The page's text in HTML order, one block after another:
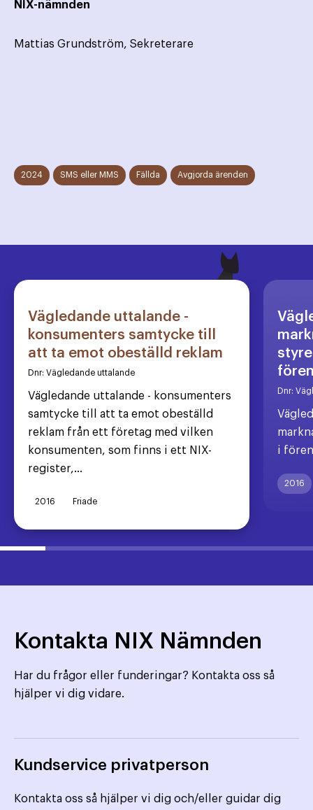
NIX-nämnden
Mattias Grundström, Sekreterare
2024 SMS eller MMS Fällda Avgjorda ärenden
Vägledande uttalande -
konsumenters samtycke till
att ta emot obeställd reklam
Dnr: Vägledande uttalande
Vägledande uttalande - konsumenters
samtycke till att ta emot obeställd
reklam från ett företag med vilken
konsumenten, som finns i ett NIX-
register,...
2016 Friade
Dnr:
i
2016
Kontakta NIX Nämnden
Har du frågor eller funderingar? Kontakta oss så
hjälper vi dig vidare.
Kundservice privatperson
Kontakta oss så hjälper vi dig och/eller guidar dig